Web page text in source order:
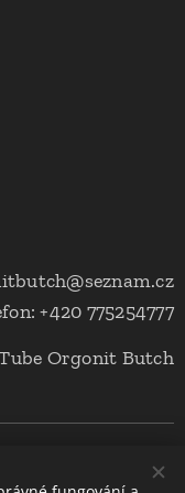
+420 775254777
Orgonit Butch